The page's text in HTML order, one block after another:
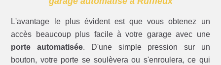
L'avantage le plus évident est que vous obtenez un
accès beaucoup plus facile à votre garage avec une
porte automatisée. D'une simple pression sur un
bouton, votre porte se soulèvera ou s'enroulera, ce qui